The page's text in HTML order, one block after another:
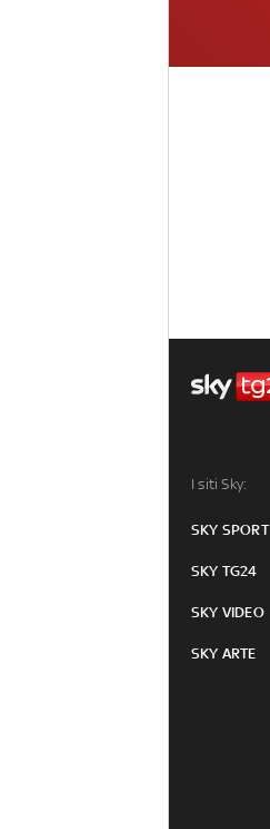
I siti Sky:
SKY SPORT
SKY TG24
SKY VIDEO
SKY ARTE